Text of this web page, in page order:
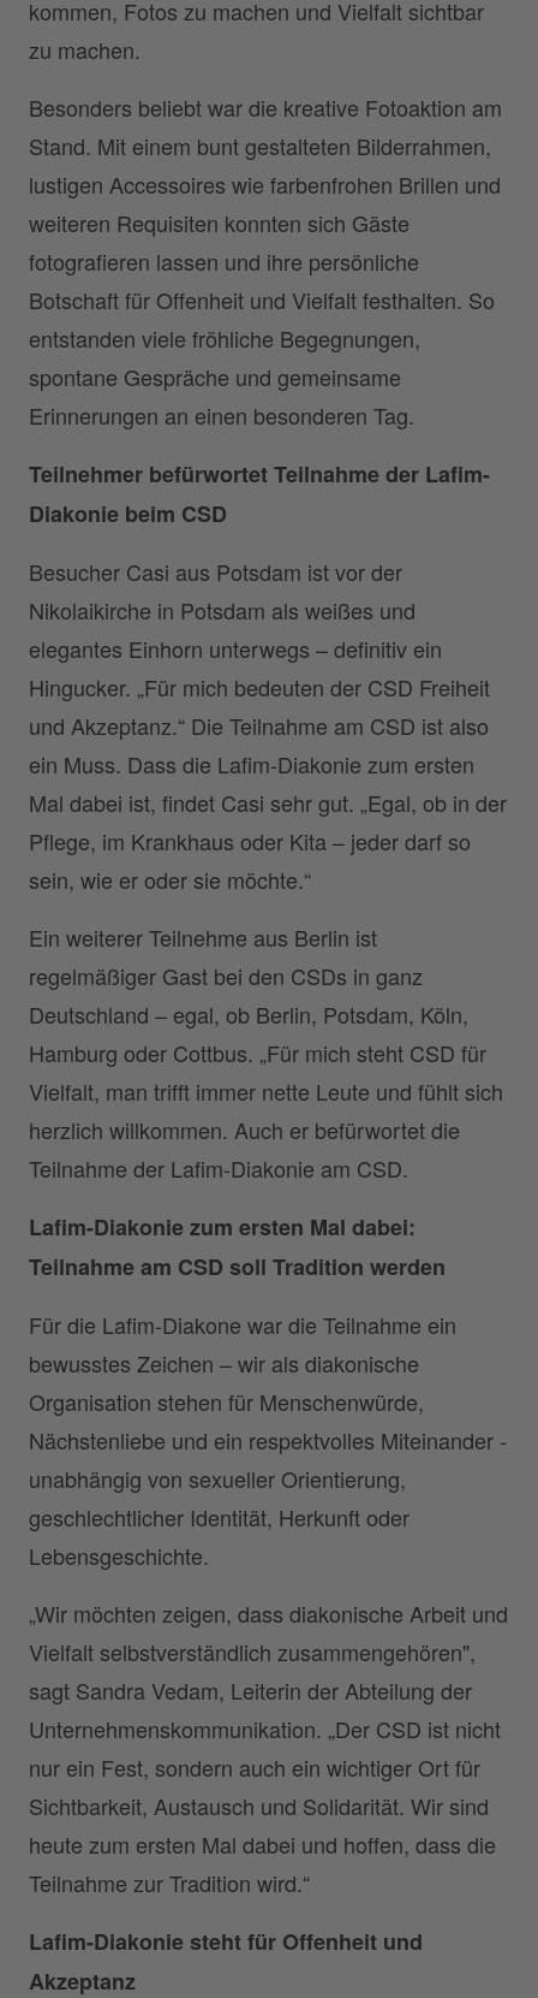
kommen, Fotos zu machen und Vielfalt sichtbar
zu machen.
Besonders beliebt war die kreative Fotoaktion am
Stand. Mit einem bunt gestalteten Bilderrahmen,
lustigen Accessoires wie farbenfrohen Brillen und
weiteren Requisiten konnten sich Gäste
fotografieren lassen und ihre persönliche
Botschaft für Offenheit und Vielfalt festhalten. So
entstanden viele fröhliche Begegnungen,
spontane Gespräche und gemeinsame
Erinnerungen an einen besonderen Tag.
Teilnehmer befürwortet Teilnahme der Lafim-
Diakonie beim CSD
Besucher Casi aus Potsdam ist vor der
Nikolaikirche in Potsdam als weißes und
elegantes Einhorn unterwegs – definitiv ein
Hingucker. „Für mich bedeuten der CSD Freiheit
und Akzeptanz.“ Die Teilnahme am CSD ist also
ein Muss. Dass die Lafim-Diakonie zum ersten
Mal dabei ist, findet Casi sehr gut. „Egal, ob in der
Pflege, im Krankhaus oder Kita – jeder darf so
sein, wie er oder sie möchte.“
Ein weiterer Teilnehme aus Berlin ist
regelmäßiger Gast bei den CSDs in ganz
Deutschland – egal, ob Berlin, Potsdam, Köln,
Hamburg oder Cottbus. „Für mich steht CSD für
Vielfalt, man trifft immer nette Leute und fühlt sich
herzlich willkommen. Auch er befürwortet die
Teilnahme der Lafim-Diakonie am CSD.
Lafim-Diakonie zum ersten Mal dabei:
Teilnahme am CSD soll Tradition werden
Für die Lafim-Diakone war die Teilnahme ein
bewusstes Zeichen – wir als diakonische
Organisation stehen für Menschenwürde,
Nächstenliebe und ein respektvolles Miteinander -
unabhängig von sexueller Orientierung,
geschlechtlicher Identität, Herkunft oder
Lebensgeschichte.
„Wir möchten zeigen, dass diakonische Arbeit und
Vielfalt selbstverständlich zusammengehören",
sagt Sandra Vedam, Leiterin der Abteilung der
Unternehmenskommunikation. „Der CSD ist nicht
nur ein Fest, sondern auch ein wichtiger Ort für
Sichtbarkeit, Austausch und Solidarität. Wir sind
heute zum ersten Mal dabei und hoffen, dass die
Teilnahme zur Tradition wird.“
Lafim-Diakonie steht für Offenheit und
Akzeptanz